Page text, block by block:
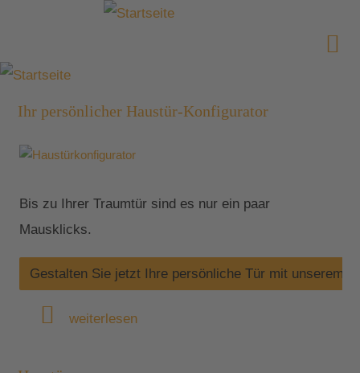
Ihr persönlicher Haustür-Konfigurator
Bis zu Ihrer Traumtür sind es nur ein paar
Mausklicks.
Gestalten Sie jetzt Ihre persönliche Tür mit unserem
weiterlesen